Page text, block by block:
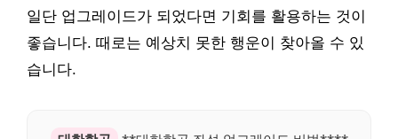
일단 업그레이드가 되었다면 기회를 활용하는 것이
좋습니다. 때로는 예상치 못한 행운이 찾아올 수 있
습니다.